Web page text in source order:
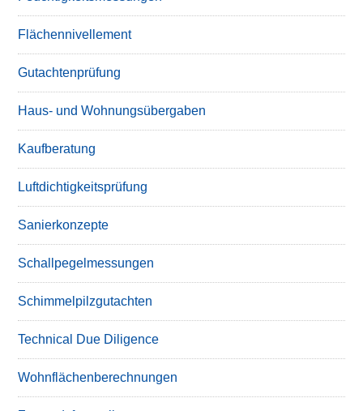
Flächennivellement
Gutachtenprüfung
Haus- und Wohnungsübergaben
Kaufberatung
Luftdichtigkeitsprüfung
Sanierkonzepte
Schallpegelmessungen
Schimmelpilzgutachten
Technical Due Diligence
Wohnflächenberechnungen